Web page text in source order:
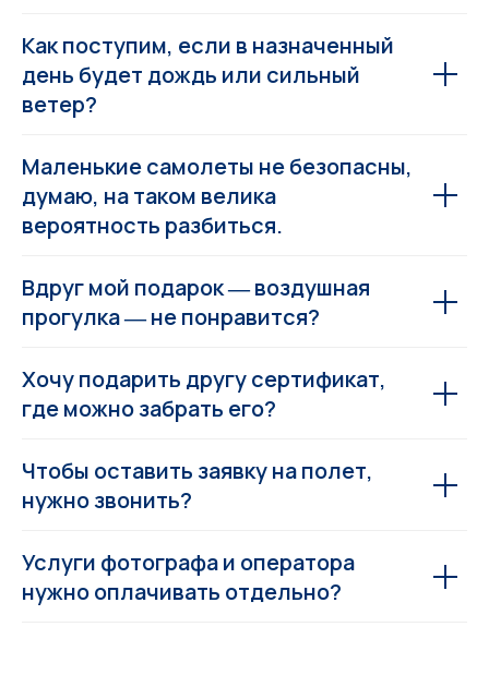
Как поступим, если в назначенный
день будет дождь или сильный
ветер?
Маленькие самолеты не безопасны,
думаю, на таком велика
вероятность разбиться.
Вдруг мой подарок ― воздушная
прогулка ― не понравится?
Хочу подарить другу сертификат,
где можно забрать его?
Чтобы оставить заявку на полет,
нужно звонить?
Услуги фотографа и оператора
нужно оплачивать отдельно?